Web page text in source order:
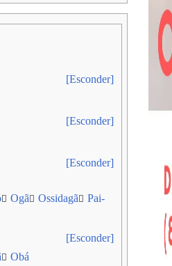
[Esconder]
[Esconder]
[Esconder]
Ogã Ossidagã
Pai-
[Esconder]
Obá